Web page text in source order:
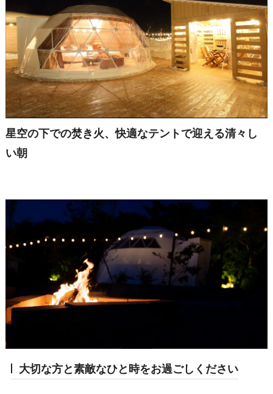
星空の下での焚き火、快適なテントで迎える清々し
い朝
大切な方と素敵なひと時をお過ごしください